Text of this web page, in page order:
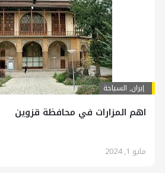
إيران, السياحة
اهم المزارات في محافظة قزوين
مايو 1, 2024